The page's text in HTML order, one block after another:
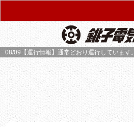
08/09【運行情報】 通常どおり運行しています。